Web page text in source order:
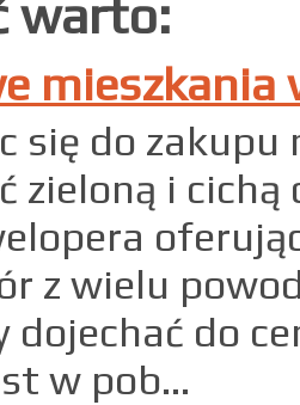
warto:
mieszkania
się do
zieloną i cichą
z wielu
dojechać do
w pob...